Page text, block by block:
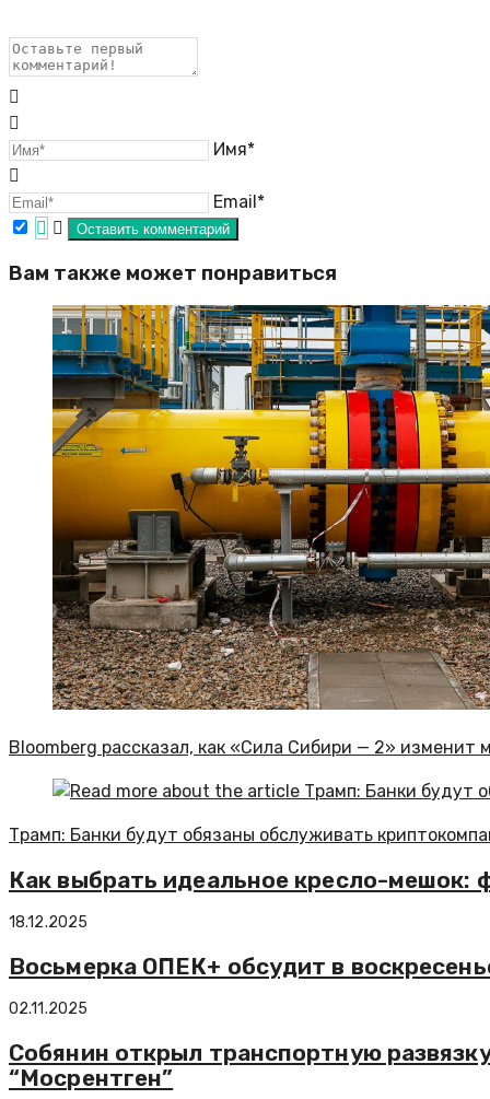
Имя*
Email*
Вам также может понравиться
Bloomberg рассказал, как «Сила Сибири — 2» изменит
Трамп: Банки будут обязаны обслуживать
Как выбрать идеальное кресло-
18.12.2025
Восьмерка ОПЕК+ обсудит в
02.11.2025
Собянин открыл транспортную
“Мосрентген”